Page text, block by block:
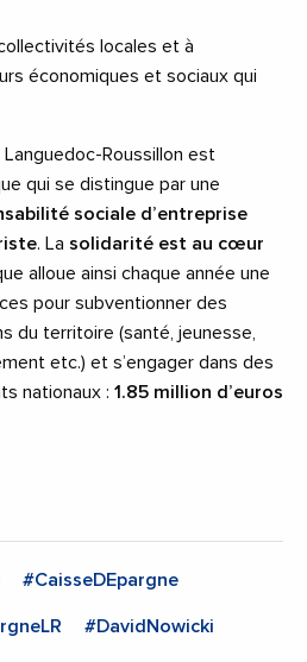
locales et à
économiques et sociaux qui
Languedoc-Roussillon est
qui se distingue par une
sociale d’entreprise
. La solidarité est au cœur
alloue ainsi chaque année une
pour subventionner des
du territoire (santé, jeunesse,
etc.) et s’engager dans des
nationaux : 1.85 million d’euros
#CaisseDEpargne
#DavidNowicki